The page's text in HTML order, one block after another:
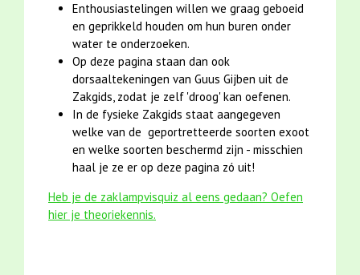
Enthousiastelingen willen we graag geboeid
en geprikkeld houden om hun buren onder
water te onderzoeken.
Op deze pagina staan dan ook
dorsaaltekeningen van Guus Gijben uit de
Zakgids, zodat je zelf 'droog' kan oefenen.
In de fysieke Zakgids staat aangegeven
welke van de geportretteerde soorten exoot
en welke soorten beschermd zijn - misschien
haal je ze er op deze pagina zó uit!
Heb je de zaklampvisquiz al eens gedaan? Oefen
hier je theoriekennis.